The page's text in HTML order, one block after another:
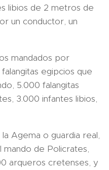
libios de 2 metros de
un conductor, un
mandados por
egipcios que
5.000 falangitas
3.000 infantes libios,
Agema o guardia real,
mando de Policrates,
arqueros cretenses, y